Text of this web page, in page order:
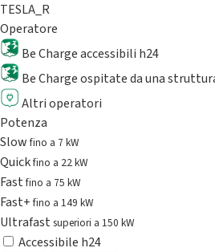
TESLA_R
Operatore
Be Charge accessibili h24
Be Charge ospitate da una
Altri operatori
Potenza
Slowfino a 7 kW
Quickfino a 22 kW
Fastfino a 75 kW
Fast+fino a 149 kW
Ultrafast superiori a 150 kW
Accessibile h24